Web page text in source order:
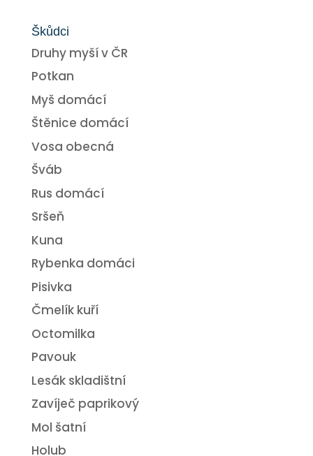
Škůdci
Druhy myší v ČR
Potkan
Myš domácí
Štěnice domácí
Vosa obecná
Šváb
Rus domácí
Sršeň
Kuna
Rybenka domáci
Pisivka
Čmelík kuří
Octomilka
Pavouk
Lesák skladištní
Zavíječ paprikový
Mol šatní
Holub